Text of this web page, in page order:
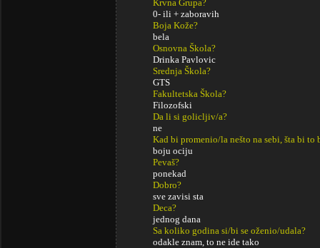
Krvna Grupa?
0- ili + zaboravih
Boja Kože?
bela
Osnovna Škola?
Drinka Pavlovic
Srednja Škola?
GTS
Fakultetska Škola?
Filozofski
Da li si golicljiv/a?
ne
Kad bi promenio/la nešto na sebi, šta bi to
boju ociju
Pevaš?
ponekad
Dobro?
sve zavisi sta
Deca?
jednog dana
Sa koliko godina si/bi se oženio/udala?
odakle znam, to ne ide tako